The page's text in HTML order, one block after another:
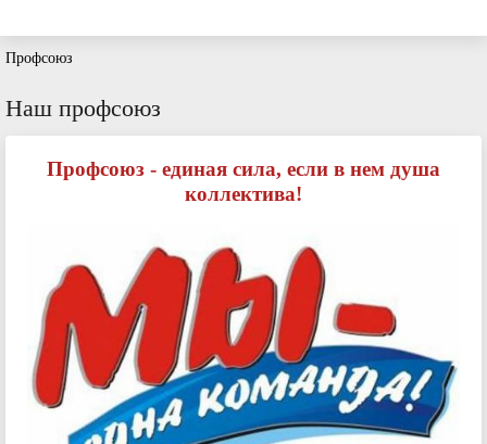
Профсоюз
Наш профсоюз
Профсоюз - единая сила, если в нем душа
коллектива!